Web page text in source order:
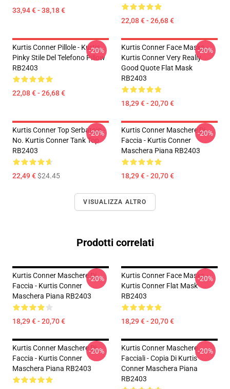
33,94 € - 38,18 €
22,08 € - 26,68 €
Kurtis Conner Pillole - Kurtis
Pinky Stile Del Telefono Pillow
RB2403
22,08 € - 26,68 €
-20%
Kurtis Conner Face Masks -
Kurtis Conner Very Really
Good Quote Flat Mask
RB2403
18,29 € - 20,70 €
-20%
Kurtis Conner Top Serbatoio -
No. Kurtis Conner Tank Top
RB2403
22,49 €$24.45
-20%
Kurtis Conner Maschere Di
Faccia - Kurtis Conner
Maschera Piana RB2403
18,29 € - 20,70 €
-20%
VISUALIZZA ALTRO
Prodotti correlati
Kurtis Conner Maschere Di
Faccia - Kurtis Conner
Maschera Piana RB2403
18,29 € - 20,70 €
-20%
Kurtis Conner Face Masks -
Kurtis Conner Flat Mask
RB2403
18,29 € - 20,70 €
-20%
Kurtis Conner Maschere Di
Faccia - Kurtis Conner
Maschera Piana RB2403
-20%
Kurtis Conner Maschere
Facciali - Copia Di Kurtis
Conner Maschera Piana
RB2403
-20%